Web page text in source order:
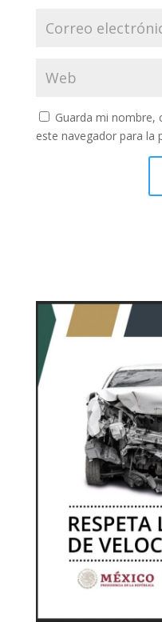
Guarda mi nombre,
este navegador para la